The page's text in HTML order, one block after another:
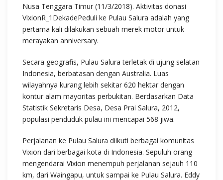
Nusa Tenggara Timur (11/3/2018). Aktivitas donasi
VixionR_1DekadePeduli ke Pulau Salura adalah yang
pertama kali dilakukan sebuah merek motor untuk
merayakan anniversary.
Secara geografis, Pulau Salura terletak di ujung selatan
Indonesia, berbatasan dengan Australia. Luas
wilayahnya kurang lebih sekitar 620 hektar dengan
kontur alam mayoritas perbukitan. Berdasarkan Data
Statistik Sekretaris Desa, Desa Prai Salura, 2012,
populasi penduduk pulau ini mencapai 568 jiwa.
Perjalanan ke Pulau Salura diikuti berbagai komunitas
Vixion dari berbagai kota di Indonesia. Sepuluh orang
mengendarai Vixion menempuh perjalanan sejauh 110
km, dari Waingapu, untuk sampai ke Pulau Salura. Eddy